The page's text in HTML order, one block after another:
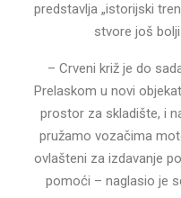
predstavlja „istorijski
stvore još
– Crveni križ je do
Prelaskom u novi
prostor za skladište, i
pružamo vozačima
ovlašteni za izdavanje
pomoći – naglasio je